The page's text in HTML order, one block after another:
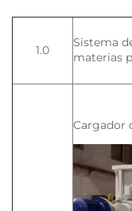
1.0
Sistema
materias
Cargador